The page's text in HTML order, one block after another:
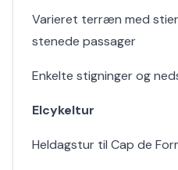
Varieret terræn med
stenede passager
Enkelte stigninger og
Elcykeltur
Heldagstur til Cap de